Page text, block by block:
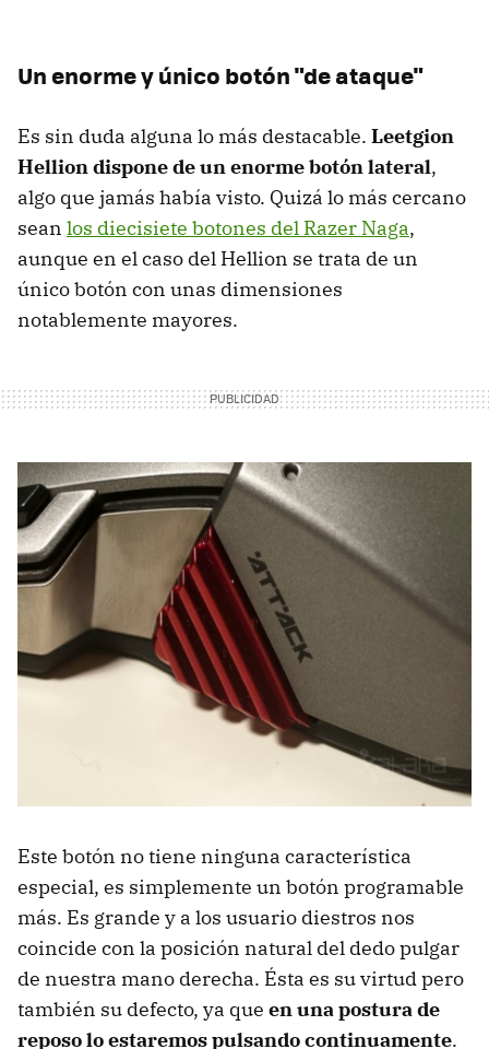
Un enorme y único botón "de ataque"
Es sin duda alguna lo más destacable. Leetgion
Hellion dispone de un enorme botón lateral,
algo que jamás había visto. Quizá lo más cercano
sean los diecisiete botones del Razer Naga,
aunque en el caso del Hellion se trata de un
único botón con unas dimensiones
notablemente mayores.
Este botón no tiene ninguna característica
especial, es simplemente un botón programable
más. Es grande y a los usuario diestros nos
coincide con la posición natural del dedo pulgar
de nuestra mano derecha. Ésta es su virtud pero
también su defecto, ya que en una postura de
reposo lo estaremos pulsando continuamente.